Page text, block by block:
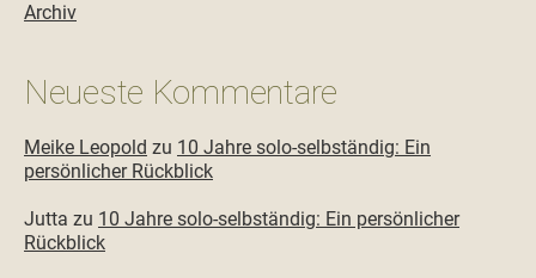
Archiv
Neueste Kommentare
Meike Leopold zu 10 Jahre solo-selbständig: Ein
persönlicher Rückblick
Jutta zu 10 Jahre solo-selbständig: Ein persönlicher
Rückblick